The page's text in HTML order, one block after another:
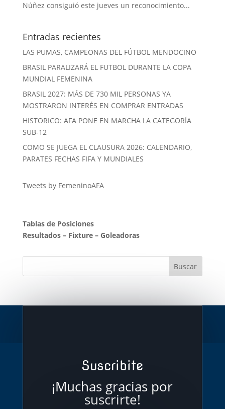
Núñez consiguió este jueves un reconocimiento...
Entradas recientes
LAS PUMAS, CAMPEONAS DEL FÚTBOL MENDOCINO
BRASIL PARALIZARÁ EL FUTBOL DURANTE LA COPA
MUNDIAL FEMENINA
BRASIL 2027: MÁS DE 730 MIL PERSONAS YA
MOSTRARON INTERÉS EN COMPRAR ENTRADAS
HISTORICO: AFA PONE EN MARCHA LA CATEGORÍA
SUB-12
COMO SE JUEGA EL CLAUSURA 2026: CALENDARIO,
PARATES FECHAS FIFA Y MUNDIALES
Tweets by FemeninoAFA
Tablas de Posiciones
Resultados– Fixture– Goleadoras
Suscribite
¡Muchas gracias por
suscrirte!